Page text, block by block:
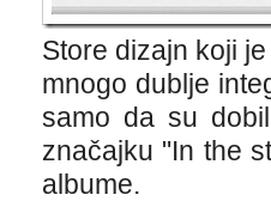
Store dizajn koji
mnogo dublje
samo da su
značajku "In the
albume.